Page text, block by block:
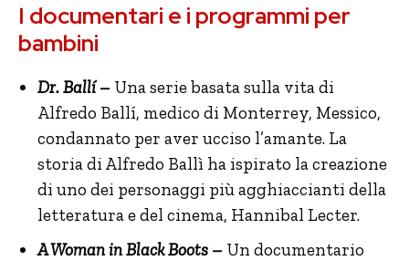
I documentari e i programmi per
bambini
Dr. Ballí – Una serie basata sulla vita di
Alfredo Ballí, medico di Monterrey, Messico,
condannato per aver ucciso l’amante. La
storia di Alfredo Ballì ha ispirato la creazione
di uno dei personaggi più agghiaccianti della
letteratura e del cinema, Hannibal Lecter.
A Woman in Black Boots – Un documentario